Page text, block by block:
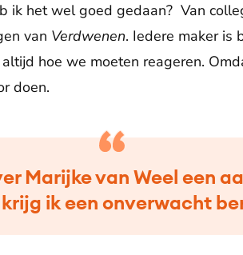
ik het wel goed gedaan? Van
van Verdwenen. Iedere maker is
hoe we moeten reageren.
doen.
Marijke van Weel een
ik een onverwacht